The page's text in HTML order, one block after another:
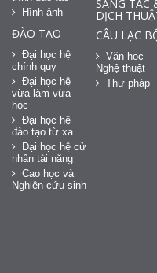
Hình ảnh
ĐÀO TẠO
Đại học hệ
chính quy
Đại học hệ
vừa làm vừa
học
Đại học hệ
đào tạo từ xa
Đại học hệ cử
nhân tài năng
Cao học và
Nghiên cứu sinh
SÁNG TÁC
DỊCH
CÂU LẠC
Văn học -
Nghệ thuật
Thư pháp